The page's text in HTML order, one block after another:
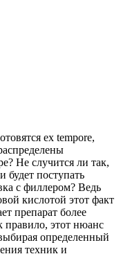
ex tempore,
Не случится ли так,
будет поступать
с филлером? Ведь
кислотой этот факт
препарат более
правило, этот нюанс
определенный
техник и